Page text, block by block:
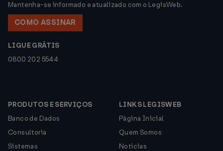
Mantenha-se informado e atualizado com o LegisWeb.
COMO ASSINAR
LIGUE GRÁTIS
0800 202 5544
PRODUTOS E SERVIÇOS
Banco de Dados
Consultoria
Sistemas
LINKS LEGISWEB
Página Inicial
Quem Somos
Notícias